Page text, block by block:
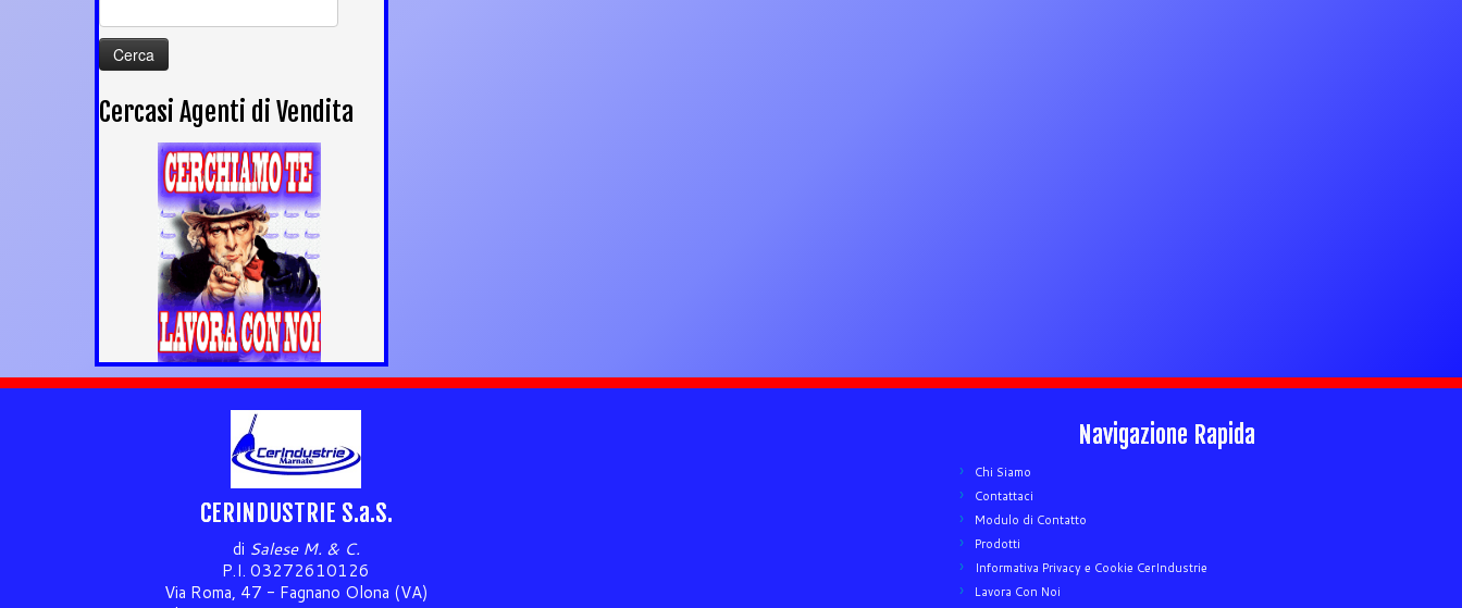
per:
Cercasi Agenti di Vendita
CERINDUSTRIE S.a.S.
di Salese M. & C.
P.I. 03272610126
Via Roma, 47 - Fagnano Olona (VA)
Navigazione Rapida
Chi Siamo
Contattaci
Modulo di Contatto
Prodotti
Informativa Privacy e Cookie CerIndustrie
Lavora Con Noi